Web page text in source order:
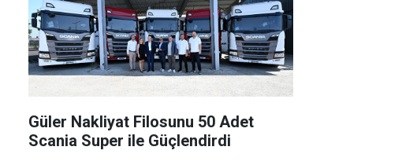
Güler Nakliyat Filosunu 50 Adet
Scania Super ile Güçlendirdi